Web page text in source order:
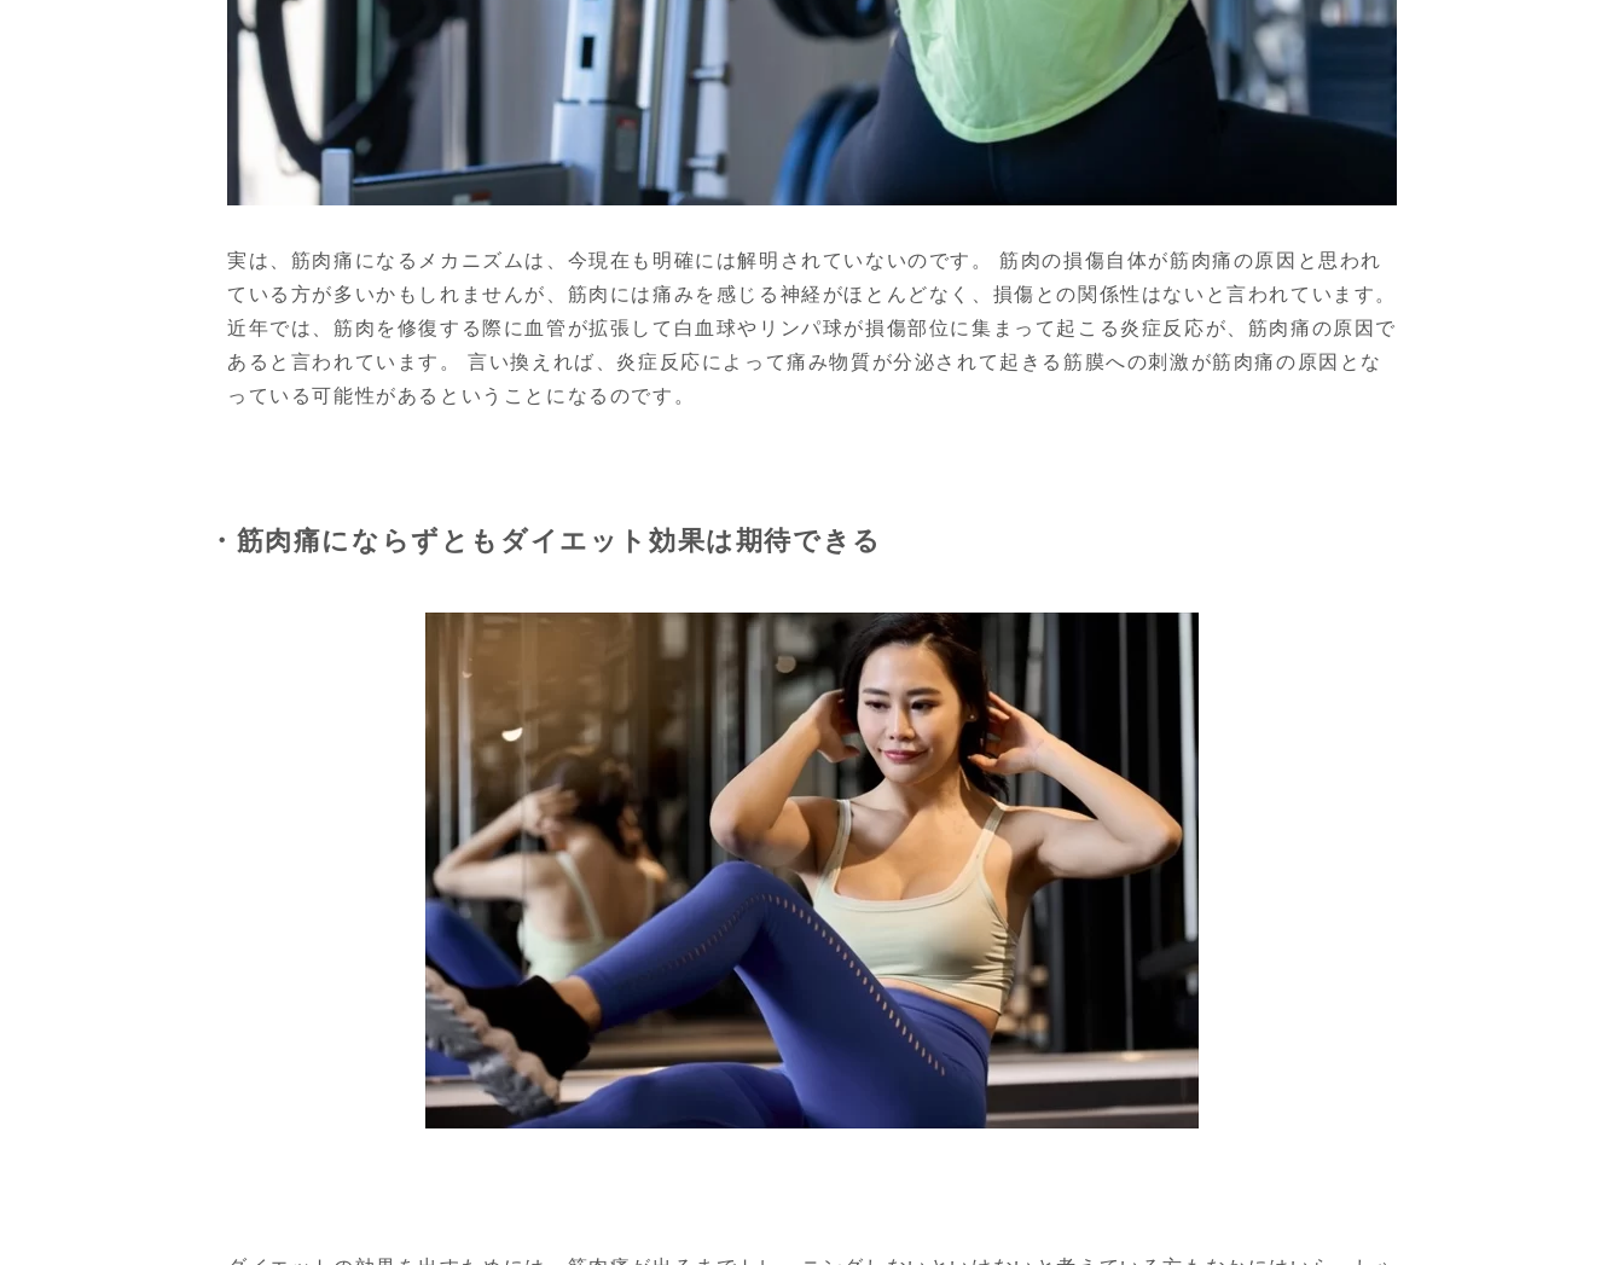
実は、筋肉痛になるメカニズムは、今現在も明確には解明されていないのです。 筋肉の損傷自体が筋肉痛の原因と思われ
ている方が多いかもしれませんが、筋肉には痛みを感じる神経がほとんどなく、損傷との関係性はないと言われています。
近年では、筋肉を修復する際に血管が拡張して白血球やリンパ球が損傷部位に集まって起こる炎症反応が、筋肉痛の原因で
あると言われています。 言い換えれば、炎症反応によって痛み物質が分泌されて起きる筋膜への刺激が筋肉痛の原因とな
っている可能性があるということになるのです。
・筋肉痛にならずともダイエット効果は期待できる